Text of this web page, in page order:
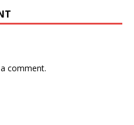
comment.